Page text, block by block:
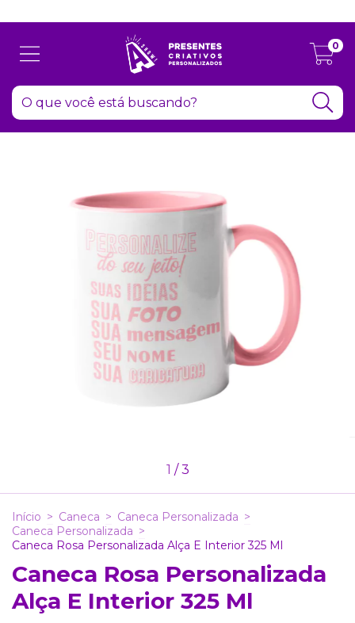
0
1 /3
Início > Caneca > Caneca Personalizada >
Caneca Personalizada >
Caneca Rosa Personalizada Alça E Interior 325 Ml
Caneca Rosa Personalizada
Alça E Interior 325 Ml